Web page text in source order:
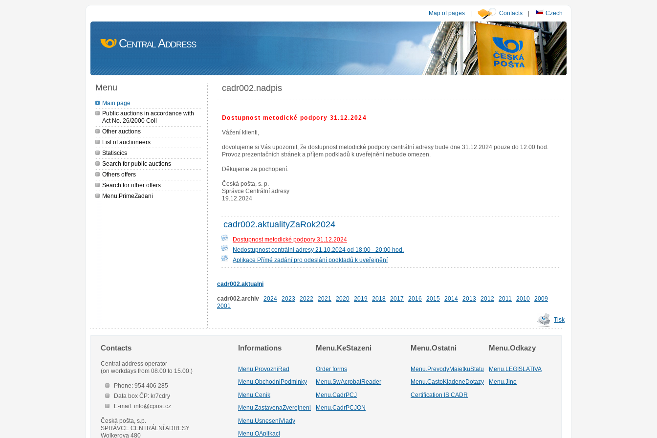
Map of pages | Contacts | Czech
Central Address
Menu
Main page
Public auctions in accordance with
Act No. 26/2000 Coll
Other auctions
List of auctioneers
Statiscics
Search for public auctions
Others offers
Search for other offers
Menu.PrimeZadani
cadr002.nadpis
Dostupnost metodické podpory 31.12.2024
Vážení klienti,
dovolujeme si Vás upozornit, že dostupnost metodické podpory centrální adresy bude dne 31.12.2024 pouze do 12.00 hod.
Provoz prezentačních stránek a příjem podkladů k uveřejnění nebude omezen.
Děkujeme za pochopení.
Česká pošta, s. p.
Správce Centrální adresy
19.12.2024
cadr002.aktualityZaRok2024
Dostupnost metodické podpory 31.12.2024
Nedostupnost centrální adresy 21.10.2024 od 18:00 - 20:00 hod.
Aplikace Přímé zadání pro odeslání podkladů k uveřejnění
cadr002.aktualni
cadr002.archiv 2024 2023 2022 2021 2020 2019 2018 2017 2016 2015 2014 2013 2012 2011 2010
2009
2001
Tisk
Contacts
Central address operator
(on workdays from 08.00 to 15.00.)
Phone: 954 406 285
Data box ČP: kr7cdry
E-mail: info@cpost.cz
Česká pošta, s.p.
SPRÁVCE CENTRÁLNÍ ADRESY
Wolkerova 480
Informations Menu.KeStazeni Menu.Ostatni Menu.Odkazy
Menu.ProvozniRad Order forms Menu.PrevodyMajetkuStatu
Menu.LEGISLATIVA
Menu.ObchodniPodminky
Menu.SwAcrobatReader Menu.CastoKladeneDotazy Menu.Jine
Menu.Cenik Menu.CadrPCJ
Certification IS CADR
Menu.ZastavenaZverejneni
Menu.CadrPCJON
Menu.UsneseniVlady
Menu.OAplikaci